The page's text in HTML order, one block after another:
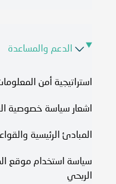
الدعم والمساعدة
استراتيجية أمن
اشعار سياسة خصوصية
المبادئ الرئيسية
سياسة استخدام موقع
الربحي